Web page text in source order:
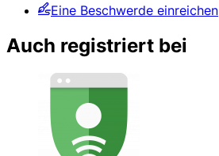
Eine Beschwerde einreichen
Auch registriert bei